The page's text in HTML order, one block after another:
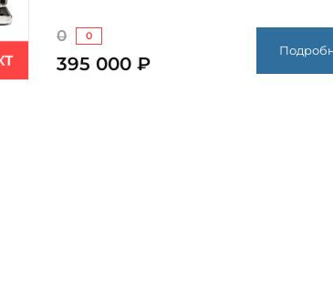
0 0
395 000 ₽